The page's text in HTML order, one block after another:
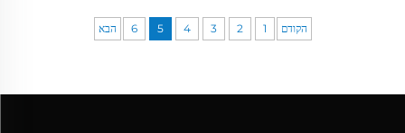
הקודם 1
2
3
4
5
6 הבא